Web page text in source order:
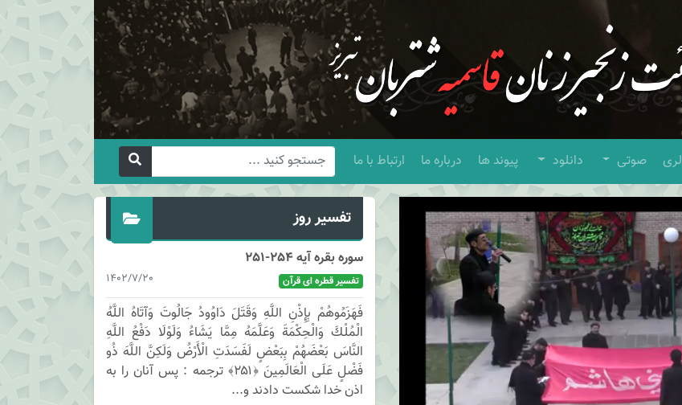
صوتی دانلود پیوند ها درباره ما ارتباط با ما
تفسیر روز
سوره بقره آیه 254-251
1402/7/20 تفسیر قطره ای قرآن
فَهَزَمُوهُمْ بِإِذْنِ اللَّهِ وَقَتَلَ دَاوُودُ جَالُوتَ وَآتَاهُ اللَّهُ
الْمُلْكَ وَالْحِكْمَةَ وَعَلَّمَهُ مِمَّا يَشَاءُ وَلَوْلَا دَفْعُ اللَّهِ
النَّاسَ بَعْضَهُمْ بِبَعْضٍ لَفَسَدَتِ الْأَرْضُ وَلَكِنَّ اللَّهَ ذُو
فَضْلٍ عَلَى الْعَالَمِينَ ﴿۲۵۱﴾ ترجمه : پس آنان را به
اذن خدا شكست دادند و...